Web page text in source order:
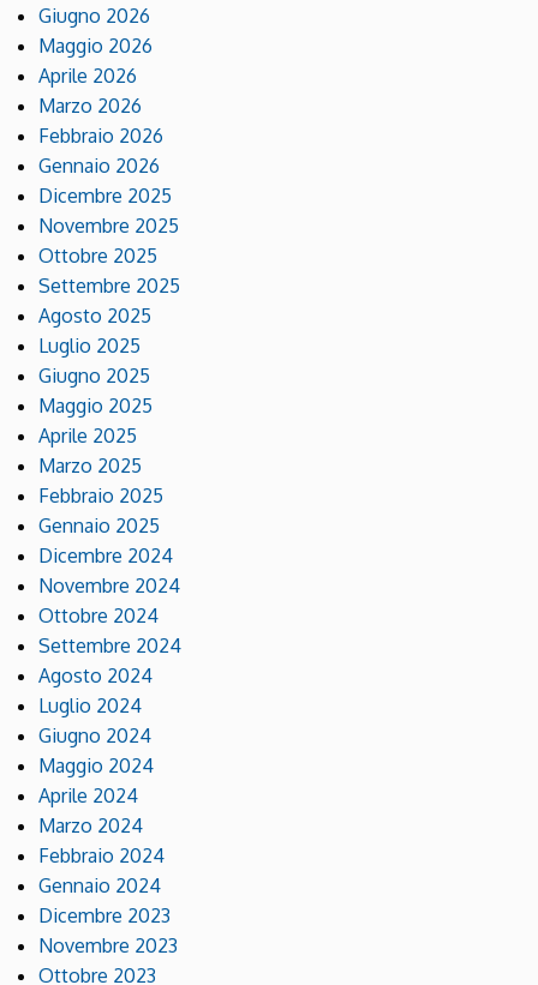
Giugno 2026
Maggio 2026
Aprile 2026
Marzo 2026
Febbraio 2026
Gennaio 2026
Dicembre 2025
Novembre 2025
Ottobre 2025
Settembre 2025
Agosto 2025
Luglio 2025
Giugno 2025
Maggio 2025
Aprile 2025
Marzo 2025
Febbraio 2025
Gennaio 2025
Dicembre 2024
Novembre 2024
Ottobre 2024
Settembre 2024
Agosto 2024
Luglio 2024
Giugno 2024
Maggio 2024
Aprile 2024
Marzo 2024
Febbraio 2024
Gennaio 2024
Dicembre 2023
Novembre 2023
Ottobre 2023